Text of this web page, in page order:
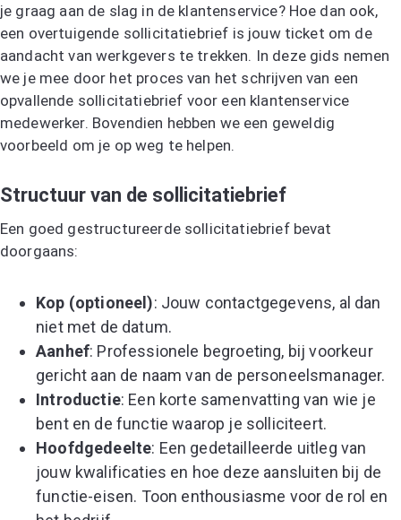
je graag aan de slag in de klantenservice? Hoe dan ook,
een overtuigende sollicitatiebrief is jouw ticket om de
aandacht van werkgevers te trekken. In deze gids nemen
we je mee door het proces van het schrijven van een
opvallende sollicitatiebrief voor een klantenservice
medewerker. Bovendien hebben we een geweldig
voorbeeld om je op weg te helpen.
Structuur van de sollicitatiebrief
Een goed gestructureerde sollicitatiebrief bevat
doorgaans:
Kop (optioneel): Jouw contactgegevens, al dan
niet met de datum.
Aanhef: Professionele begroeting, bij voorkeur
gericht aan de naam van de personeelsmanager.
Introductie: Een korte samenvatting van wie je
bent en de functie waarop je solliciteert.
Hoofdgedeelte: Een gedetailleerde uitleg van
jouw kwalificaties en hoe deze aansluiten bij de
functie-eisen. Toon enthousiasme voor de rol en